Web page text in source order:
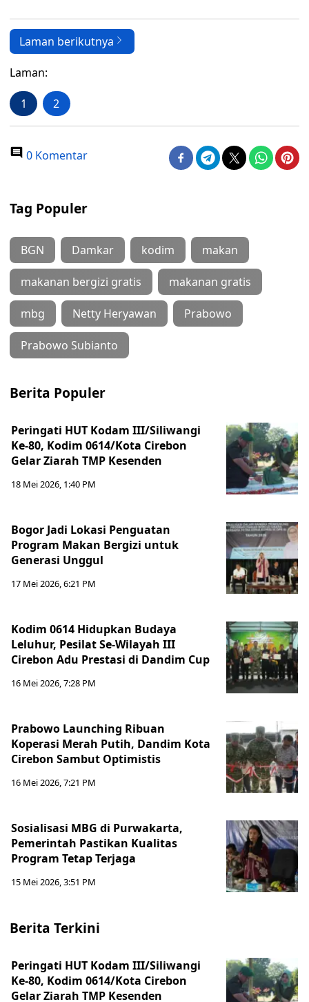
Laman berikutnya
Laman:
1 2
0 Komentar
Tag Populer
BGN Damkar kodim makan
makanan bergizi gratis makanan gratis
mbg Netty Heryawan Prabowo
Prabowo Subianto
Berita Populer
Peringati HUT Kodam III/Siliwangi
Ke-80, Kodim 0614/Kota Cirebon
Gelar Ziarah TMP Kesenden
18 Mei 2026, 1:40 PM
Bogor Jadi Lokasi Penguatan
Program Makan Bergizi untuk
Generasi Unggul
17 Mei 2026, 6:21 PM
Kodim 0614 Hidupkan Budaya
Leluhur, Pesilat Se-Wilayah III
Cirebon Adu Prestasi di Dandim Cup
16 Mei 2026, 7:28 PM
Prabowo Launching Ribuan
Koperasi Merah Putih, Dandim Kota
Cirebon Sambut Optimistis
16 Mei 2026, 7:21 PM
Sosialisasi MBG di Purwakarta,
Pemerintah Pastikan Kualitas
Program Tetap Terjaga
15 Mei 2026, 3:51 PM
Berita Terkini
Peringati HUT Kodam III/Siliwangi
Ke-80, Kodim 0614/Kota Cirebon
Gelar Ziarah TMP Kesenden